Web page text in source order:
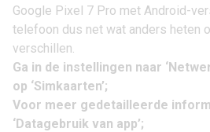
Google Pixel 7 Pro met Android-
telefoon dus net wat anders heten
verschillen.
Ga in de instellingen naar
op ‘Simkaarten’;
Voor meer gedetailleerde
‘Datagebruik van app’;